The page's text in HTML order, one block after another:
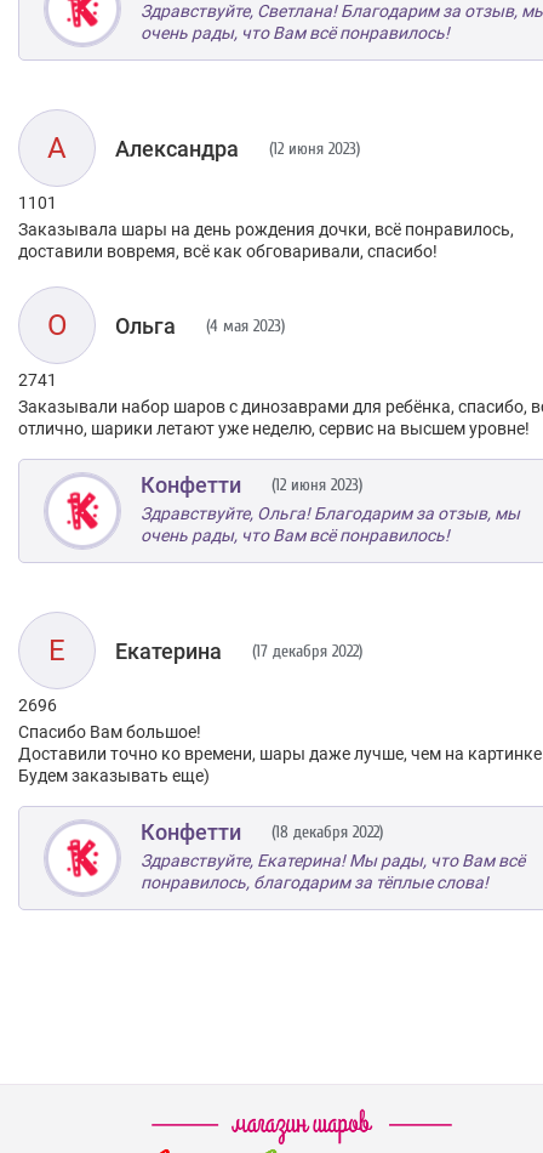
Здравствуйте, Светлана! Благодарим за отзыв,
очень рады, что Вам всё понравилось!
А Александра (12 июня 2023)
1101
Заказывала шары на день рождения дочки, всё понравилось,
доставили вовремя, всё как обговаривали, спасибо!
О Ольга (4 мая 2023)
2741
Заказывали набор шаров с динозаврами для ребёнка, спасибо,
отлично, шарики летают уже неделю, сервис на высшем уровне!
Конфетти (12 июня 2023)
Здравствуйте, Ольга! Благодарим за отзыв, мы
очень рады, что Вам всё понравилось!
Е Екатерина (17 декабря 2022)
2696
Спасибо Вам большое!
Доставили точно ко времени, шары даже лучше, чем на
Будем заказывать еще)
Конфетти (18 декабря 2022)
Здравствуйте, Екатерина! Мы рады, что Вам всё
понравилось, благодарим за тёплые слова!